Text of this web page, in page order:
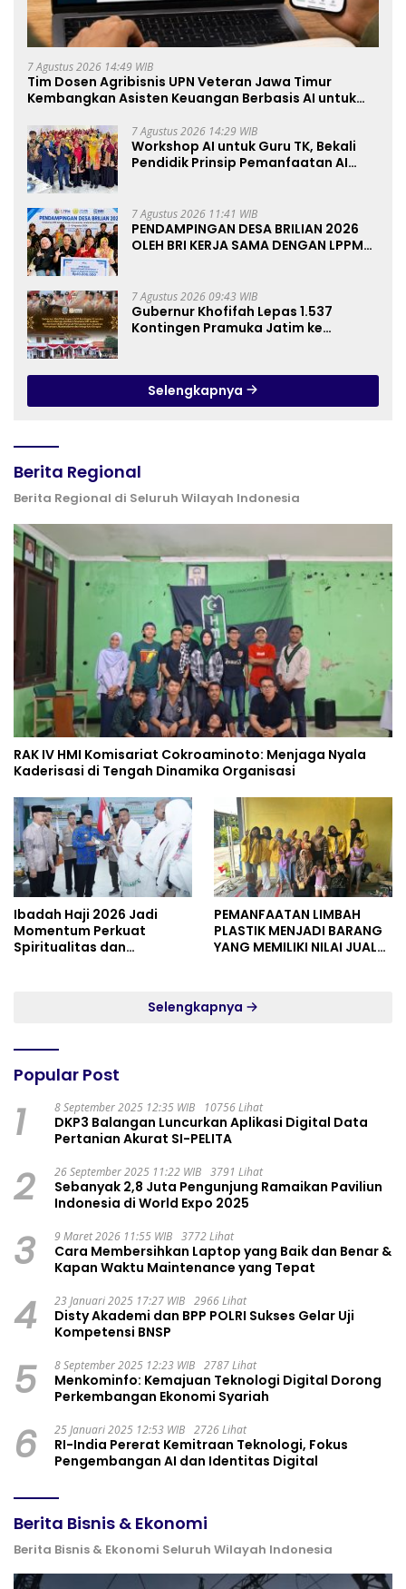
7 Agustus 2026 14:49 WIB
Tim Dosen Agribisnis UPN Veteran Jawa Timur
Kembangkan Asisten Keuangan Berbasis AI untuk
7 Agustus 2026 14:29 WIB
Workshop AI untuk Guru TK, Bekali
Pendidik Prinsip Pemanfaatan AI
7 Agustus 2026 11:41 WIB
PENDAMPINGAN DESA BRILIAN 2026
OLEH BRI KERJA SAMA DENGAN LPPM
7 Agustus 2026 09:43 WIB
Gubernur Khofifah Lepas 1.537
Kontingen Pramuka Jatim ke
Persatuan dan Semangat
Nasionalisme
Selengkapnya
Berita Regional
Berita Regional di Seluruh Wilayah Indonesia
RAK IV HMI Komisariat Cokroaminoto: Menjaga Nyala
Kaderisasi di Tengah Dinamika Organisasi
Ibadah Haji 2026 Jadi
Momentum Perkuat
Spiritualitas dan
PEMANFAATAN LIMBAH
PLASTIK MENJADI BARANG
YANG MEMILIKI NILAI JUAL
Selengkapnya
Popular Post
1 8 September 2025 12:35 WIB 10756 Lihat
DKP3 Balangan Luncurkan Aplikasi Digital Data
Pertanian Akurat SI-PELITA
2 26 September 2025 11:22 WIB 3791 Lihat
Sebanyak 2,8 Juta Pengunjung Ramaikan Paviliun
Indonesia di World Expo 2025
3 9 Maret 2026 11:55 WIB 3772 Lihat
Cara Membersihkan Laptop yang Baik dan Benar &
Kapan Waktu Maintenance yang Tepat
4 23 Januari 2025 17:27 WIB 2966 Lihat
Disty Akademi dan BPP POLRI Sukses Gelar Uji
Kompetensi BNSP
5 8 September 2025 12:23 WIB 2787 Lihat
Menkominfo: Kemajuan Teknologi Digital Dorong
Perkembangan Ekonomi Syariah
6 25 Januari 2025 12:53 WIB 2726 Lihat
RI-India Pererat Kemitraan Teknologi, Fokus
Pengembangan AI dan Identitas Digital
Berita Bisnis & Ekonomi
Berita Bisnis & Ekonomi Seluruh Wilayah Indonesia